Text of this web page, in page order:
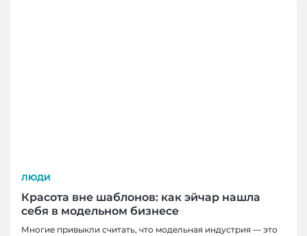
ЛЮДИ
Красота вне шаблонов: как эйчар нашла
себя в модельном бизнесе
Многие привыкли считать, что модельная индустрия — это